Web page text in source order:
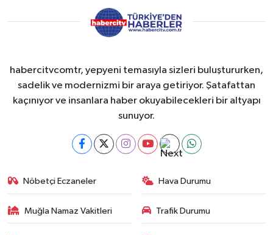
habercitvcomtr, yepyeni temasıyla sizleri buluştururken,
sadelik ve modernizmi bir araya getiriyor. Şatafattan
kaçınıyor ve insanlara haber okuyabilecekleri bir altyapı
sunuyor.
Nöbetçi Eczaneler Hava Durumu
Muğla Namaz Vakitleri Trafik Durumu